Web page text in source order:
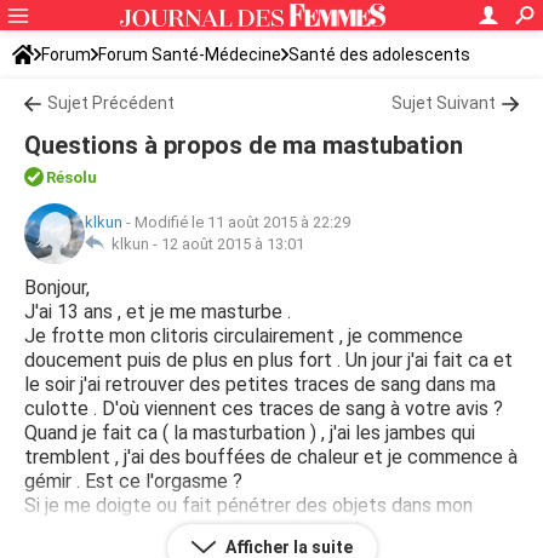
Forum Forum Santé-Médecine Santé des adolescents
Sujet Précédent Sujet Suivant
Questions à propos de ma mastubation
Résolu
klkun - Modifié le 11 août 2015 à 22:29
klkun - 12 août 2015 à 13:01
Bonjour,
J'ai 13 ans , et je me masturbe .
Je frotte mon clitoris circulairement , je commence
doucement puis de plus en plus fort . Un jour j'ai fait ca et
le soir j'ai retrouver des petites traces de sang dans ma
culotte . D'où viennent ces traces de sang à votre avis ?
Quand je fait ca ( la masturbation ) , j'ai les jambes qui
tremblent , j'ai des bouffées de chaleur et je commence à
gémir . Est ce l'orgasme ?
Si je me doigte ou fait pénétrer des objets dans mon
vagin , est ce que je perds ma virginité ?
Afficher la suite